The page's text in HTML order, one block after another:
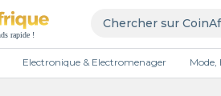
Electronique & Electromenager